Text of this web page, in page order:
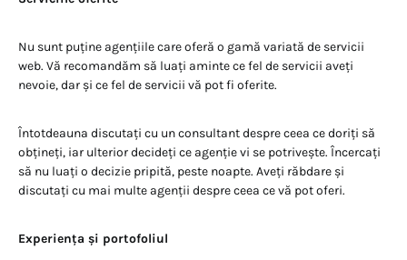
Nu sunt puține agențiile care oferă o gamă variată de servicii
web. Vă recomandăm să luați aminte ce fel de servicii aveți
nevoie, dar și ce fel de servicii vă pot fi oferite.
Întotdeauna discutați cu un consultant despre ceea ce doriți să
obțineți, iar ulterior decideți ce agenție vi se potrivește. Încercați
să nu luați o decizie pripită, peste noapte. Aveți răbdare și
discutați cu mai multe agenții despre ceea ce vă pot oferi.
Experiența și portofoliul